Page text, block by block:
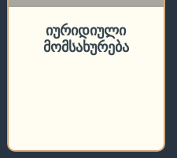
იურიდიული
მომსახურება